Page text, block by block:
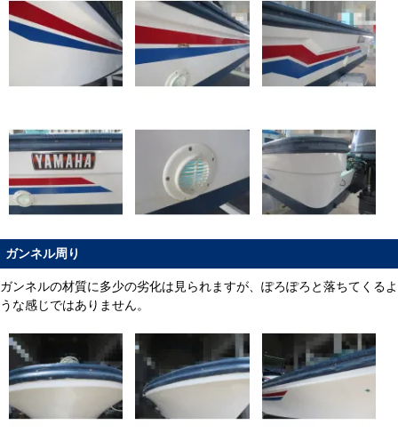
ガンネル周り
ガンネルの材質に多少の劣化は見られますが、ぽろぽろと落ちてくるよ
うな感じではありません。